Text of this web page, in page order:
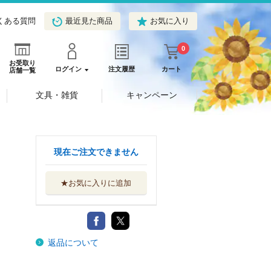
ある質問 最近見た商品 お気に入り
お受取り
店舗一覧
ログイン 注文履歴 カート
0
文具・雑貨 キャンペーン
現在ご注文できません
★お気に入りに追加
返品について